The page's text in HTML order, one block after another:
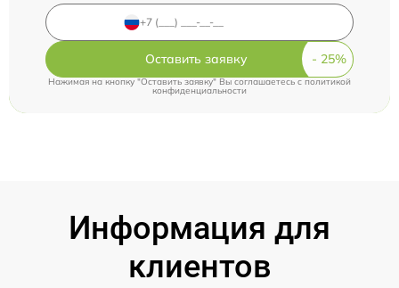
Оставить заявку
Нажимая на кнопку "Оставить заявку" Вы соглашаетесь cполитикой
конфиденциальности
Информация для
клиентов